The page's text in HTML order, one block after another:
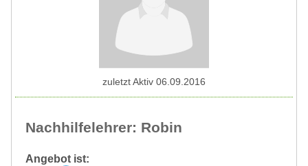
Nachhilfelehrer: Robin
Angebot ist:
zuletzt Aktiv 06.09.2016